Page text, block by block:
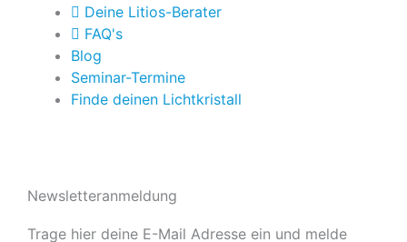
Deine Litios-Berater
FAQ's
Blog
Seminar-Termine
Finde deinen Lichtkristall
Newsletteranmeldung
Trage hier deine E-Mail Adresse ein und melde